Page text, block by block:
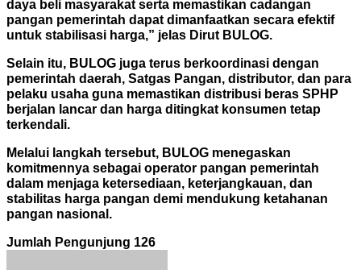
daya beli masyarakat serta memastikan cadangan
pangan pemerintah dapat dimanfaatkan secara efektif
untuk stabilisasi harga,” jelas Dirut BULOG.
Selain itu, BULOG juga terus berkoordinasi dengan
pemerintah daerah, Satgas Pangan, distributor, dan para
pelaku usaha guna memastikan distribusi beras SPHP
berjalan lancar dan harga ditingkat konsumen tetap
terkendali.
Melalui langkah tersebut, BULOG menegaskan
komitmennya sebagai operator pangan pemerintah
dalam menjaga ketersediaan, keterjangkauan, dan
stabilitas harga pangan demi mendukung ketahanan
pangan nasional.
Jumlah Pengunjung 126